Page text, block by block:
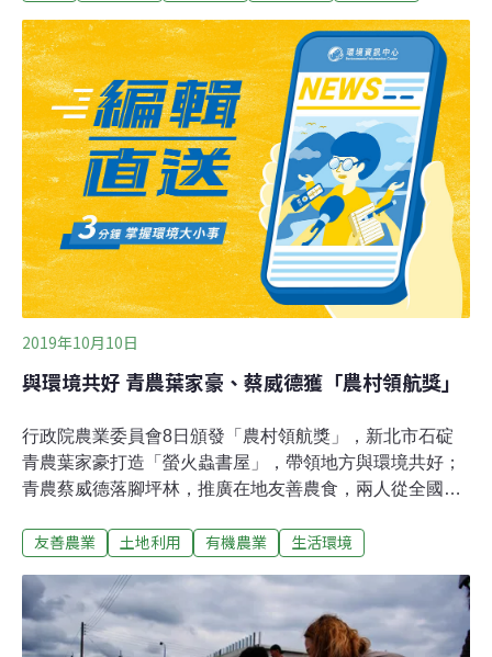
續農業迎上國際趨勢。對付農田有害生物 以綜效管理取代
農藥農委會推農藥十年減半政策，去年台灣農地每公頃用
藥量1雖由2017年14.35公斤降到12.48公斤，不但距離目
標6.3公斤十分遙遠，全球排名仍是第一。農委會主委陳吉
仲致詞時表示，將效法國際經驗，積極推動IPM、減少農
藥使用，包括完整的獎勵措施，致力永續農業目標。聯合
國永續發展目標中其中一項即為促進永續農業發展、減少
農藥使用。農委會已於2017年宣示農藥減半政策，並預計
在2027年達成全國化學農藥使用量減半之十年目標，IPM
則為維持農
2019年10月10日
與環境共好 青農葉家豪、蔡威德獲「農村領航獎」
行政院農業委員會8日頒發「農村領航獎」，新北市石碇
青農葉家豪打造「螢火蟲書屋」，帶領地方與環境共好；
青農蔡威德落腳坪林，推廣在地友善農食，兩人從全國
大農經系畢業後，2016年回到家鄉石碇，帶領志工們將老
火蟲復育與農村體驗基地，以里山生態教育讓在地的孩子
們重新認識自己的故鄉、土地，學習與大自然和諧共處之
道。葉家豪在2018年接受台灣菇類教父宋細福教授指導，
友善農業 土地利用 有機農業 生活環境